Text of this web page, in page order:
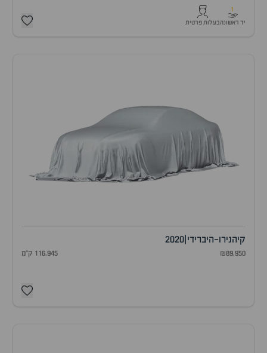
1
יד ראשונהבעלות פרטית
קיהנירו-היברידי 2020
₪89,950 116,945 ק"מ